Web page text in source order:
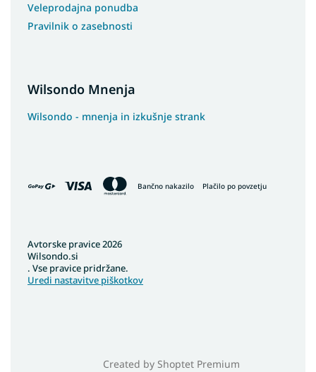
Veleprodajna ponudba
Pravilnik o zasebnosti
Wilsondo Mnenja
Wilsondo - mnenja in izkušnje strank
Bančno nakazilo Plačilo po povzetju
Created by Shoptet Premium
Avtorske pravice 2026
Wilsondo.si
. Vse pravice pridržane.
Uredi nastavitve piškotkov